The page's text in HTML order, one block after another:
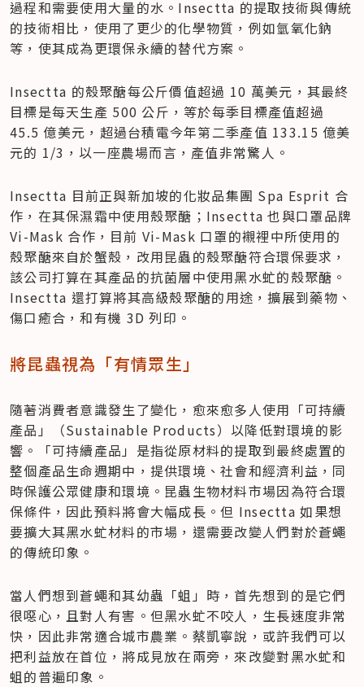
過程和需要使用大量的水。Insectta 的提取技術與傳統
的技術相比，使用了更少的化學物質，例如氫氧化鈉
等，使其成為更環保永續的替代方案。
Insectta 的殼聚醣每公斤價值超過 10 萬美元，其最終
目標是每天生產 500 公斤，等於每季目標產值超過
45.5 億美元，超過台積電今年第二季產值 133.15 億美
元的 1/3，以一座農場而言，產值非常驚人。
Insectta 目前正與新加坡的化妝品集團 Spa Esprit 合
作，在其保濕霜中使用殼聚醣；Insectta 也與口罩品牌
Vi-Mask 合作，目前 Vi-Mask 口罩的襯裡中所使用的
殼聚醣來自於蟹殼，改用昆蟲的殼聚醣符合環保要求，
該公司打算在其產品的抗菌層中使用黑水虻的殼聚醣。
Insectta 還打算將其高級殼聚醣的用途，擴展到藥物、
傷口癒合，和有機 3D 列印。
將昆蟲視為「有情眾生」
隨著消費者意識發生了變化，愈來愈多人使用「可持續
產品」（Sustainable Products）以降低對環境的影
響。「可持續產品」是指從原材料的提取到最終處置的
整個產品生命週期中，提供環境、社會和經濟利益，同
時保護公眾健康和環境。昆蟲生物材料市場因為符合環
保條件，因此預料將會大幅成長。但 Insectta 如果想
要擴大其黑水虻材料的市場，還需要改變人們對於蒼蠅
的傳統印象。
當人們想到蒼蠅和其幼蟲「蛆」時，首先想到的是它們
很噁心，且對人有害。但黑水虻不咬人，生長速度非常
快，因此非常適合城市農業。蔡凱寧說，或許我們可以
把利益放在首位，將成見放在兩旁，來改變對黑水虻和
蛆的普遍印象。